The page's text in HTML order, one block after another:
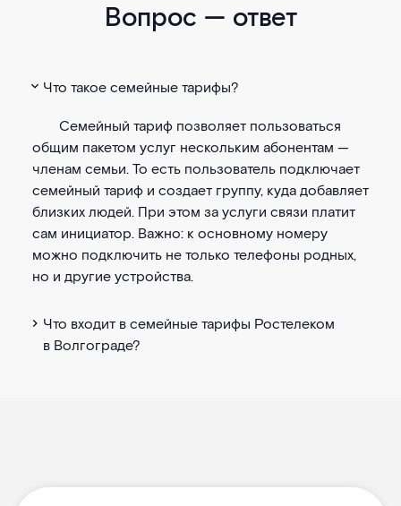
Вопрос — ответ
Что такое семейные тарифы?
Семейный тариф позволяет пользоваться
общим пакетом услуг нескольким абонентам —
членам семьи. То есть пользователь подключает
семейный тариф и создает группу, куда добавляет
близких людей. При этом за услуги связи платит
сам инициатор. Важно: к основному номеру
можно подключить не только телефоны родных,
но и другие устройства.
Что входит в семейные тарифы Ростелеком
в Волгограде?